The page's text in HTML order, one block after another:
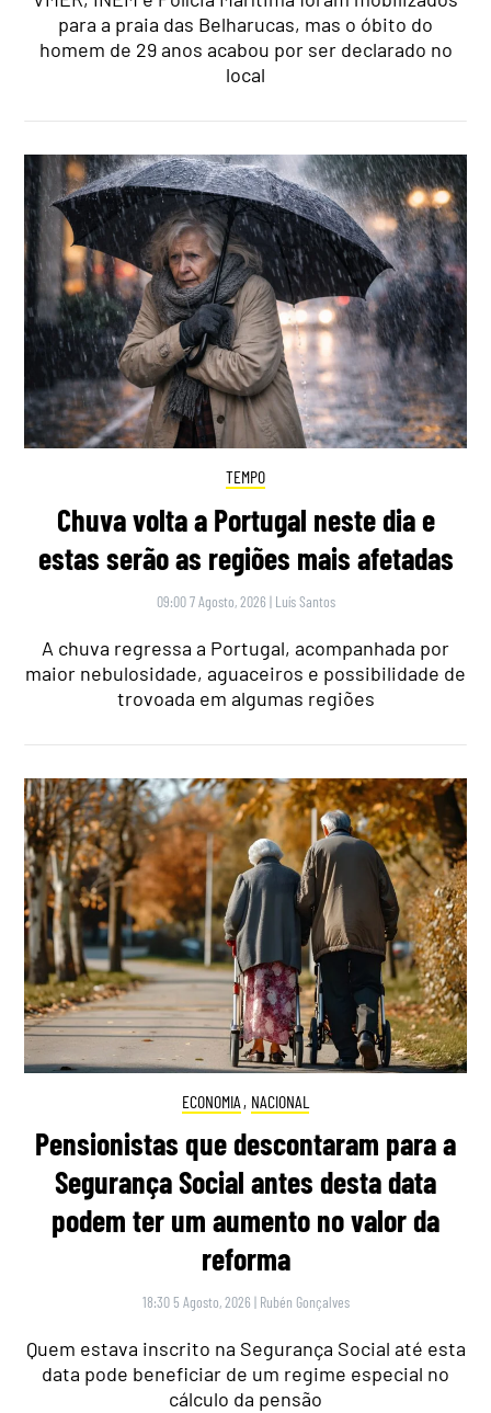
para a praia das Belharucas, mas o óbito do
homem de 29 anos acabou por ser declarado no
local
TEMPO
Chuva volta a Portugal neste dia e
estas serão as regiões mais afetadas
09:00 7 Agosto, 2026 | Luís Santos
A chuva regressa a Portugal, acompanhada por
maior nebulosidade, aguaceiros e possibilidade de
trovoada em algumas regiões
ECONOMIA , NACIONAL
Pensionistas que descontaram para a
Segurança Social antes desta data
podem ter um aumento no valor da
reforma
18:30 5 Agosto, 2026 | Rubén Gonçalves
Quem estava inscrito na Segurança Social até esta
data pode beneficiar de um regime especial no
cálculo da pensão